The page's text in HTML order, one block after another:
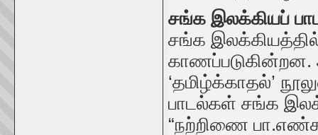
சங்க இலக்கியப்
சங்க இலக்கியத்தில்
காணப்படுகின்றன.
‘தமிழ்க்காதல்’
பாடல்கள் சங்க
“நற்றிணை